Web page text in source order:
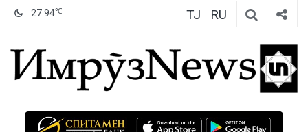
27.94℃ TJ RU
ИмрӯзNews